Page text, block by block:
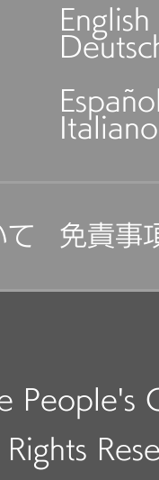
English
Italiano
免責事
People's